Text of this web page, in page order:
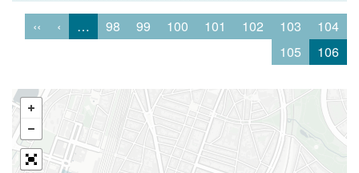
‹‹ ‹ … 98 99 100 101 102 103
104
105
106